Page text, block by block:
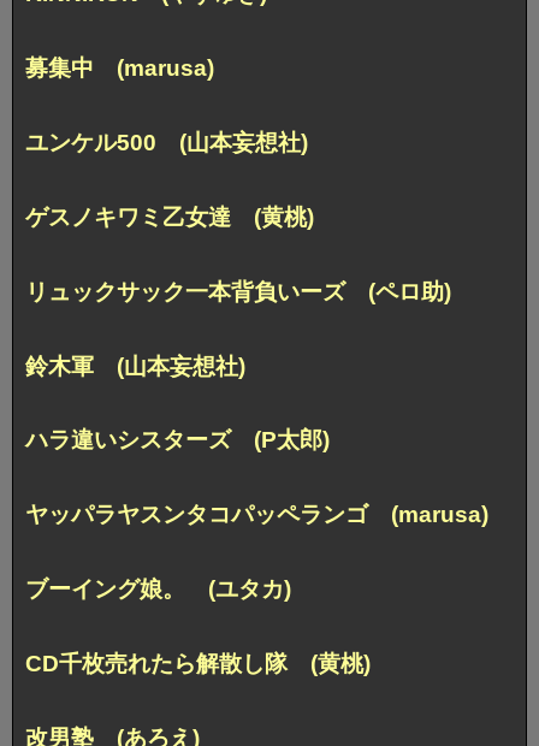
募集中 (marusa)
ユンケル500 (山本妄想社)
ゲスノキワミ乙女達 (黄桃)
リュックサック一本背負いーズ (ペロ助)
鈴木軍 (山本妄想社)
ハラ違いシスターズ (P太郎)
ヤッパラヤスンタコパッペランゴ (marusa)
ブーイング娘。 (ユタカ)
CD千枚売れたら解散し隊 (黄桃)
改男塾 (あろえ)